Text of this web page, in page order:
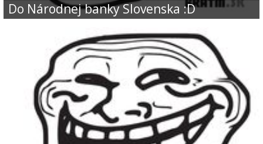
Do Národnej banky Slovenska :D